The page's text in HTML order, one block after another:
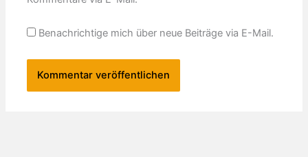
Benachrichtige mich über neue Beiträge via E-Mail.